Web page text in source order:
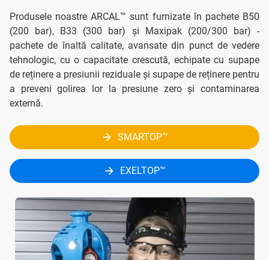
Produsele noastre ARCAL™ sunt furnizate în pachete B50
(200 bar), B33 (300 bar) și Maxipak (200/300 bar) -
pachete de înaltă calitate, avansate din punct de vedere
tehnologic, cu o capacitate crescută, echipate cu supape
de reținere a presiunii reziduale și supape de reținere pentru
a preveni golirea lor la presiune zero și contaminarea
externă.
SMARTOP™
EXELTOP™